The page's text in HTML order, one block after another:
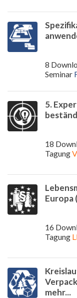
8
Seminar
5.
18
Tagung
Europa
16
Tagung
mehr...